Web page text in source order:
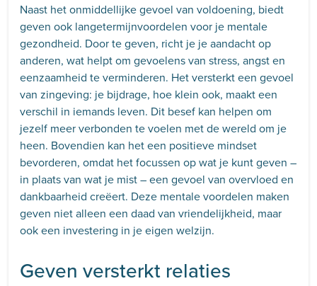
Naast het onmiddellijke gevoel van voldoening, biedt
geven ook langetermijnvoordelen voor je mentale
gezondheid. Door te geven, richt je je aandacht op
anderen, wat helpt om gevoelens van stress, angst en
eenzaamheid te verminderen. Het versterkt een gevoel
van zingeving: je bijdrage, hoe klein ook, maakt een
verschil in iemands leven. Dit besef kan helpen om
jezelf meer verbonden te voelen met de wereld om je
heen. Bovendien kan het een positieve mindset
bevorderen, omdat het focussen op wat je kunt geven –
in plaats van wat je mist – een gevoel van overvloed en
dankbaarheid creëert. Deze mentale voordelen maken
geven niet alleen een daad van vriendelijkheid, maar
ook een investering in je eigen welzijn.
Geven versterkt relaties